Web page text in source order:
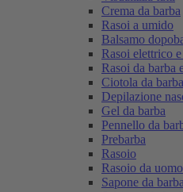
Crema da barba
Rasoi a umido
Balsamo
Rasoi elettrico
Rasoi da barba
Ciotola da barba
Depilazione
Gel da barba
Pennello da
Prebarba
Rasoio
Rasoio da uomo
Sapone da barba